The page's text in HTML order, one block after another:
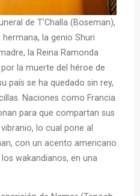
de T’Challa (Boseman),
la genio Shuri
la Reina Ramonda
la muerte del héroe de
país se ha quedado sin rey,
Naciones como Francia
para que compartan sus
lo cual pone al
con un acento americano
wakandianos, en una